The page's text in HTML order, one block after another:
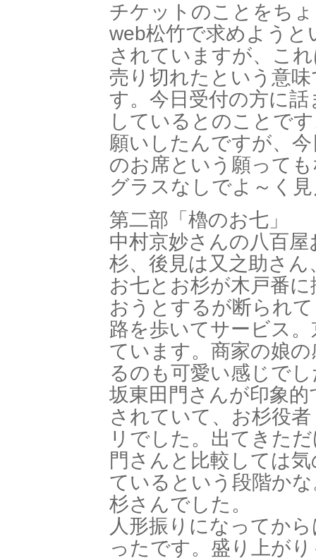
チケットのことをち
web松竹で求めよう
されていますが、こ
売り切れたという意
す。今日受付の方に
しているとのことで
願いしたんですが、
のお席という願って
グラスなしでよ～く
第二部「櫓のお七」
中村京妙さんの八百
杉、後見は又之助さん
お七とお杉が木戸番
おうとするが断られ
路を歩いてサービス
ています。商家の娘
るのも可愛い感じで
坂東田門さんが印象
されていて、お杉役
リでした。出てきた
門さんと比較しては
ているという段階か
杉さんでした。
人形振りになってか
ったです。盛り上が